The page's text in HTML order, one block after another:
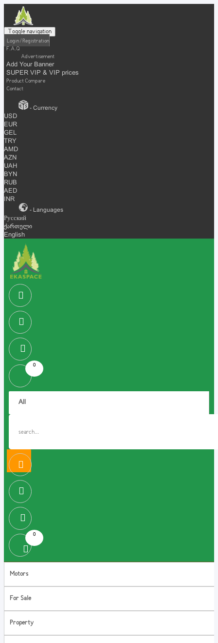
Toggle navigation
Login / Registration
F.A.Q
Advertisement
Add Your Banner
SUPER VIP & VIP prices
Product Compare
Contact
- Currency
USD
EUR
GEL
TRY
AMD
AZN
UAH
BYN
RUB
AED
INR
- Languages
Русский
ქართული
English
0
0
Motors
For Sale
Property